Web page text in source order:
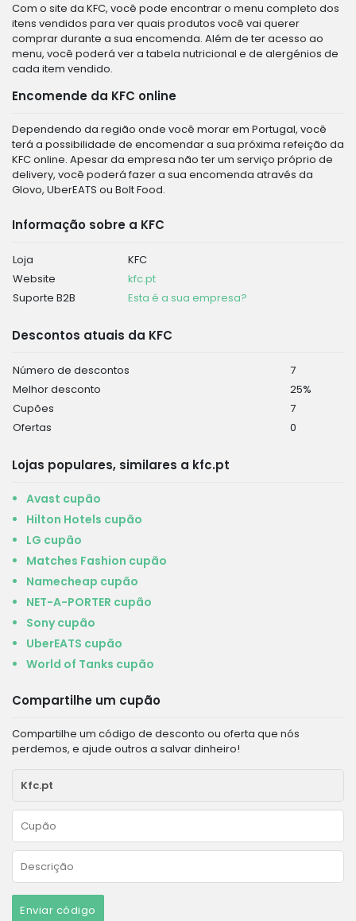
Com o site da KFC, você pode encontrar o menu completo dos
itens vendidos para ver quais produtos você vai querer
comprar durante a sua encomenda. Além de ter acesso ao
menu, você poderá ver a tabela nutricional e de alergénios de
cada item vendido.
Encomende da KFC online
Dependendo da região onde você morar em Portugal, você
terá a possibilidade de encomendar a sua próxima refeição da
KFC online. Apesar da empresa não ter um serviço próprio de
delivery, você poderá fazer a sua encomenda através da
Glovo, UberEATS ou Bolt Food.
Informação sobre a KFC
Loja
KFC
Website
kfc.pt
Suporte B2B
Esta é a sua empresa?
Descontos atuais da KFC
Número de descontos
7
Melhor desconto
25%
Cupões
7
Ofertas
0
Lojas populares, similares a kfc.pt
Avast cupão
Hilton Hotels cupão
LG cupão
Matches Fashion cupão
Namecheap cupão
NET-A-PORTER cupão
Sony cupão
UberEATS cupão
World of Tanks cupão
Compartilhe um cupão
Compartilhe um código de desconto ou oferta que nós
perdemos, e ajude outros a salvar dinheiro!
Enviar código